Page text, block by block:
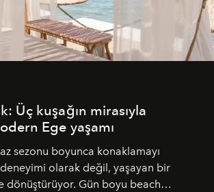
Üç kuşağın mirasıyla
Ege yaşamı
sezonu boyunca konaklamayı
olarak değil, yaşayan bir
dönüştürüyor. Gün boyu beach